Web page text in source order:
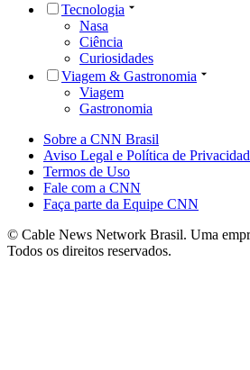
Tecnologia
Nasa
Ciência
Curiosidades
Viagem & Gastronomia
Viagem
Gastronomia
Sobre a CNN Brasil
Aviso Legal e Política de
Termos de Uso
Fale com a CNN
Faça parte da Equipe CNN
© Cable News Network Brasil. Uma
Todos os direitos reservados.